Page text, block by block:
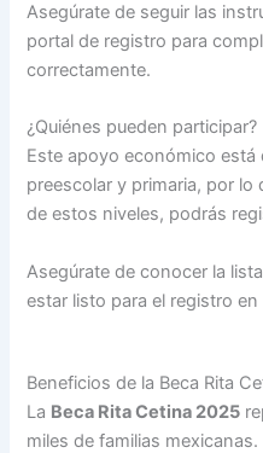
Asegúrate de seguir las
portal de registro para
correctamente.
¿Quiénes pueden participar?
Este apoyo económico
preescolar y primaria, por lo
de estos niveles, podrás
Asegúrate de conocer la
estar listo para el registro
Beneficios de la Beca Rita
La Beca Rita Cetina 2025
miles de familias mexicanas.